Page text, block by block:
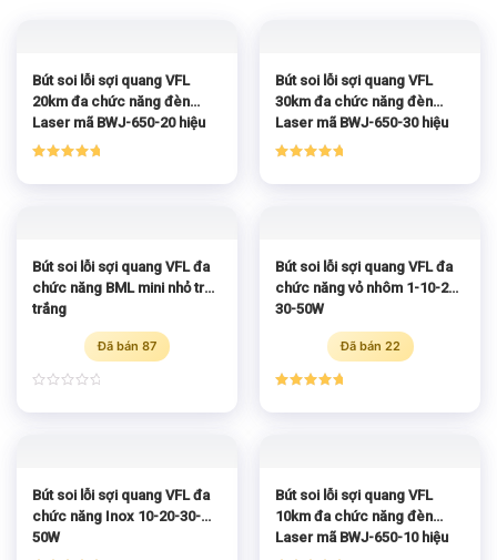
Bút soi lỗi sợi quang VFL
20km đa chức năng đèn
Laser mã BWJ-650-20 hiệu
BWJ
hạng5.00
Bút soi lỗi sợi quang VFL
30km đa chức năng đèn
Laser mã BWJ-650-30 hiệu
BWJ
hạng5.00
Bút soi lỗi sợi quang VFL đa
chức năng BML mini nhỏ tròn
trắng
Đã bán 87
xếp
Bút soi lỗi sợi quang VFL đa
chức năng vỏ nhôm 1-10-20-
30-50W
Đã bán 22
hạng5.00
Bút soi lỗi sợi quang VFL đa
chức năng Inox 10-20-30-
50W
Bút soi lỗi sợi quang VFL
10km đa chức năng đèn
Laser mã BWJ-650-10 hiệu